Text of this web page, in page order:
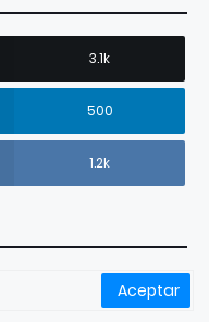
3.1k
500
1.2k